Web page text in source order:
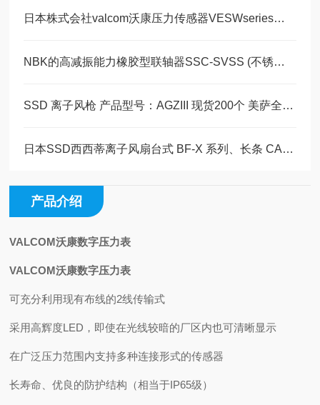
日本株式会社valcom沃康压力传感器VESWseries液压、空压、半导体、洁净室
NBK的高减振能力橡胶型联轴器SSC-SVSS (不锈钢制・通孔型)现货系列
SSD 离子风枪 产品型号：AGZIII 现货200个 美萨全系列代理
日本SSD西西蒂离子风扇台式 BF-X 系列、长条 CABX 离子风棒介绍
产品介绍
VALCOM沃康数字压力表
VALCOM沃康数字压力表
可充分利用现有布线的2线传输式
采用高辉度LED，即使在光线较暗的厂区内也可清晰显示
在广泛压力范围内支持多种连接形式的传感器
长寿命、优良的防护结构（相当于IP65级）